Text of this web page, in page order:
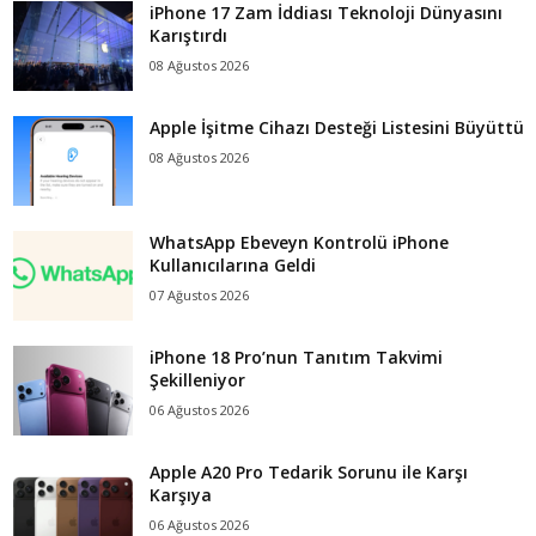
iPhone 17 Zam İddiası Teknoloji Dünyasını
Karıştırdı
08 Ağustos 2026
Apple İşitme Cihazı Desteği Listesini Büyüttü
08 Ağustos 2026
WhatsApp Ebeveyn Kontrolü iPhone
Kullanıcılarına Geldi
07 Ağustos 2026
iPhone 18 Pro’nun Tanıtım Takvimi
Şekilleniyor
06 Ağustos 2026
Apple A20 Pro Tedarik Sorunu ile Karşı
Karşıya
06 Ağustos 2026